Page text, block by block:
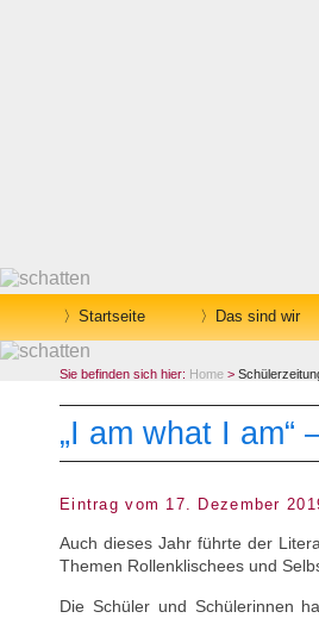
Startseite Das sind wir
Sie befinden sich hier: Home >
„I am what I am“
Eintrag vom 17. Dezember
Auch dieses Jahr führte der
Themen Rollenklischees und
Die Schüler und Schülerinnen